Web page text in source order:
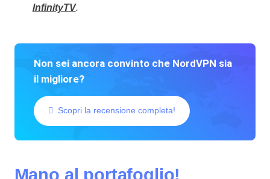
InfinityTV.
Non sei ancora convinto che NordVPN sia
il migliore?
Scopri la recensione completa!
Mano al portafoglio!